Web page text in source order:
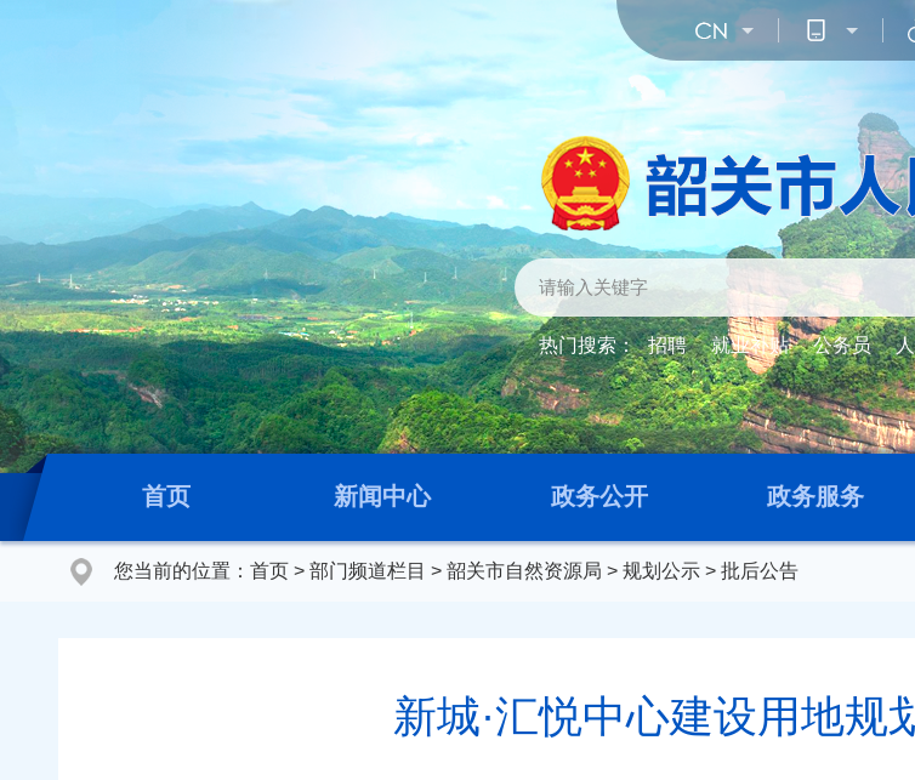
热门搜索： 招聘 就业补贴 公务员
首页 新闻中心 政务公开 政务服务
您当前的位置： 首页 > 部门频道栏目 > 韶关市自然资源局 > 规划公示 > 批后公告
新城·汇悦中心建设用地规